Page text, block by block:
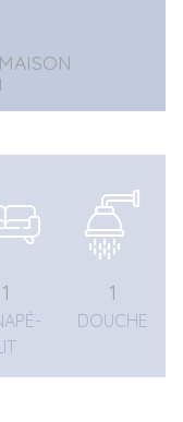
1 1
DOUCHE